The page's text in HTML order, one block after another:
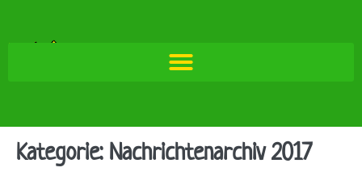
Kategorie: Nachrichtenarchiv 2017